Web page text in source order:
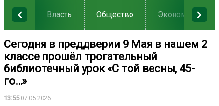
Власть Общество Экономика
Сегодня в преддверии 9 Мая в нашем 2
классе прошёл трогательный
библиотечный урок «С той весны, 45-
го…»
13:5507.05.2026